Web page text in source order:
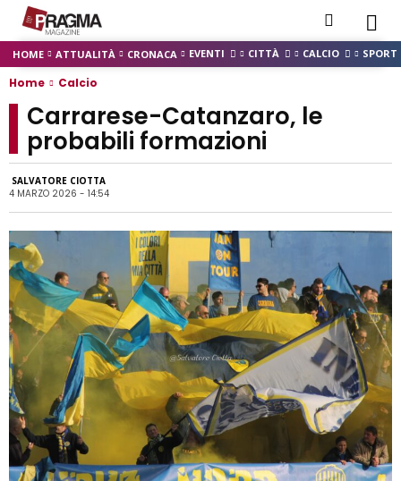
HOME ATTUALITÀ CRONACA EVENTI CITTÀ CALCIO SPORT
Home Calcio
Carrarese-Catanzaro, le
probabili formazioni
SALVATORE CIOTTA
4 MARZO 2026 - 14:54